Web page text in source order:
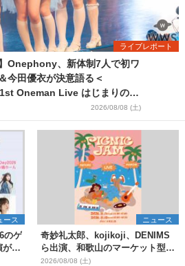
ライブレポート
Onephony、新体制7人で初ワ
今田優衣が決意語る＜
Oneman Live はじまりの夏
2026/08/08 (土)
ース
のゲ
が決
ニュース
奇妙礼太郎、kojikoji、DENIMS
ら出演、和歌山のマーケット型野
外イベント『PICNIC JAM
2026/08/08 (土)